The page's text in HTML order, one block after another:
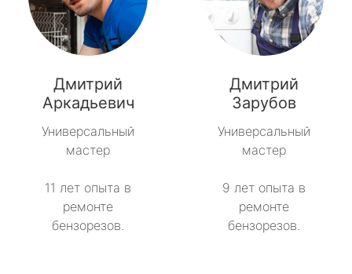
Дмитрий
Аркадьевич
Универсальный
мастер
11 лет опыта в
ремонте
бензорезов.
Дмитрий
Зарубов
Универсальный
мастер
9 лет опыта в
ремонте
бензорезов.